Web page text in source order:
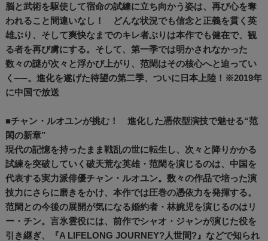
脳と武術を駆使して宿命の試練に立ち向かう姿は、再び心を奪
われること間違いなし！ どんな状況でも信念と正義を貫く英
雄ぶり、そして爽快なまでのキレ者ぶりは本作でも健在で、観
る者を再び虜にする。そして、第一季では明かされなかった
数々の謎が次々と浮かび上がり、范閑はその核心へと迫ってい
く──。進化を遂げた待望の第二季、ついに日本上陸！※2019年
に中国で放送
■チャン・ルオユンが挑む！ 進化した憑依型演技で魅せる“范
閑の新章”
現代の記憶を持ったまま戦乱の世に転生し、次々と降りかかる
試練を突破していく破天荒な英雄・范閑を演じるのは、中国を
代表する実力派俳優チャン・ルオユン。数々の作品で培った演
技力にさらに磨きをかけ、本作では圧巻の憑依力を発揮する。
范閑との今後の展開が気になる婚約者・林婉児を演じるのはリ
ー・チン。言氷雲役には、前作でシャオ・ジャンが演じた役を
引き継ぎ、『A LIFELONG JOURNEY?人世間?』などで知られ